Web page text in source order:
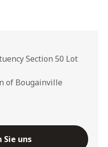
Section 50 Lot
of Bougainville
Sie uns